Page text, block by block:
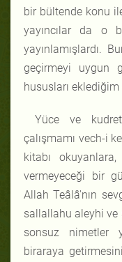
bir bültende konu
yayıncılar da o
yayınlamışlardı.
geçirmeyi uygun
hususları
Yüce ve
çalışmamı vech-i
kitabı
vermeyeceği bir
Allah Teâlâ'nın
sallallahu aleyhi ve
sonsuz nimetler
biraraya